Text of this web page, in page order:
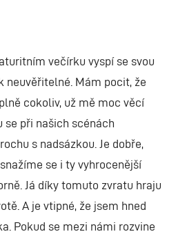
večírku vyspí se svou
neuvěřitelné. Mám pocit, že
cokoliv, už mě moc věcí
se při našich scénách
s nadsázkou. Je dobře,
se i ty vyhrocenější
Já díky tomuto zvratu hraju
A je vtipné, že jsem hned
Pokud se mezi námi rozvine